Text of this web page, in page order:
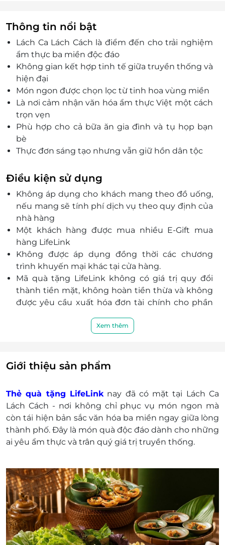
Tầng 1, Số 519A Nguyễn Thị Thập, khu phố 5, Phường
Tân Hưng, TP.HCM
202 Phan Xích Long, Phường Cầu Kiệu, TP. HCM, Việt
Nam
Quảng Ninh
Số 158 Lê Thánh Tông, P.Hồng Gai, Tỉnh Quảng Ninh
Thông tin nổi bật
Lách Ca Lách Cách là điểm đến cho trải nghiệm
ẩm thực ba miền độc đáo
Không gian kết hợp tinh tế giữa truyền thống và
hiện đại
Món ngon được chọn lọc từ tinh hoa vùng miền
Là nơi cảm nhận văn hóa ẩm thực Việt một cách
trọn vẹn
Phù hợp cho cả bữa ăn gia đình và tụ họp bạn
bè
Thực đơn sáng tạo nhưng vẫn giữ hồn dân tộc
tặng trải nghiệm đáng nhớ
Điều kiện sử dụng
Không áp dụng cho khách mang theo đồ uống,
nếu mang sẽ tính phí dịch vụ theo quy định của
nhà hàng
Một khách hàng được mua nhiều E-Gift mua
hàng LifeLink
Không được áp dụng đồng thời các chương
trình khuyến mại khác tại cửa hàng.
Mã quà tặng LifeLink không có giá trị quy đổi
thành tiền mặt, không hoàn tiền thừa và không
được yêu cầu xuất hóa đơn tài chính cho phần
Khách hàng có trách nhiệm bảo mật thông tin
mất hoặc ở trạng thái "Đã sử dụng" với bất kỳ lý
lượng sản phẩm hoặc dịch vụ được cung cấp
cũng như đối với các tranh chấp về sau giữa
khách hàng và nhà cung cấp.
LifeLink có quyền sửa chữa hoặc thay đổi điều
khoản và điều kiện sử dụng mà không thông
Xem thêm
Giới thiệu sản phẩm
Thẻ quà tặng LifeLinknay đã có mặt tại Lách Ca
Lách Cách - nơi không chỉ phục vụ món ngon mà
còn tái hiện bản sắc văn hóa ba miền ngay giữa lòng
thành phố. Đây là món quà độc đáo dành cho những
ai yêu ẩm thực và trân quý giá trị truyền thống.